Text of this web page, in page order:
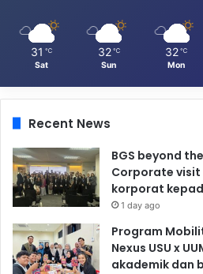
31 ℃
Sat
32 ℃
Sun
32 ℃
Mon
Recent News
BGS beyond
Corporate visit
korporat
1 day ago
Program
Nexus USU x
akademik dan